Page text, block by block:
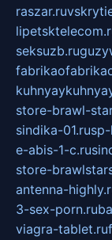
raszar.ru
seksuzb.ru
store-brawl-
sindika-01.ru
e-abis-1-c.ru
store-
antenna-
3-sex-porn.ru
viagra-tablet.ru